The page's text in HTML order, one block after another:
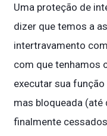
Uma proteção de
dizer que temos a
intertravamento
com que tenhamos
executar sua
mas bloqueada
finalmente